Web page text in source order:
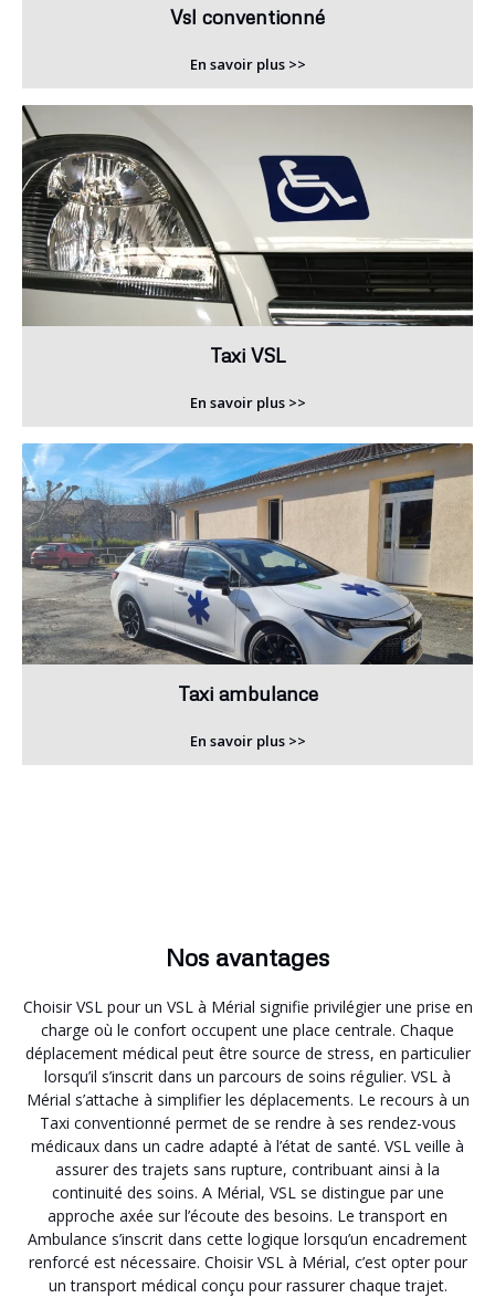
Vsl conventionné
En savoir plus >>
Taxi VSL
En savoir plus >>
Taxi ambulance
En savoir plus >>
Nos avantages
Choisir VSL pour un VSL à Mérial signifie privilégier une prise en
charge où le confort occupent une place centrale. Chaque
déplacement médical peut être source de stress, en particulier
lorsqu’il s’inscrit dans un parcours de soins régulier. VSL à
Mérial s’attache à simplifier les déplacements. Le recours à un
Taxi conventionné permet de se rendre à ses rendez-vous
médicaux dans un cadre adapté à l’état de santé. VSL veille à
assurer des trajets sans rupture, contribuant ainsi à la
continuité des soins. A Mérial, VSL se distingue par une
approche axée sur l’écoute des besoins. Le transport en
Ambulance s’inscrit dans cette logique lorsqu’un encadrement
renforcé est nécessaire. Choisir VSL à Mérial, c’est opter pour
un transport médical conçu pour rassurer chaque trajet.